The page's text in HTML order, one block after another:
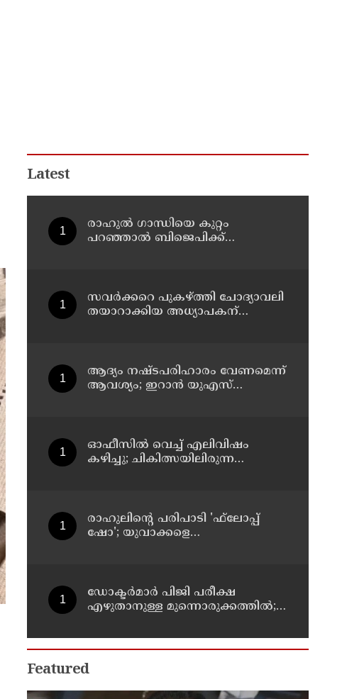
Latest
രാഹുല്‍ ഗാന്ധിയെ കുറ്റം
പറഞ്ഞാല്‍ ബിജെപിക്ക്
സവര്‍ക്കറെ പുകഴ്ത്തി ചോദ്യാവലി
തയാറാക്കിയ അധ്യാപകന്
ആദ്യം നഷ്ടപരിഹാരം വേണമെന്ന്
ആവശ്യം; ഇറാന്‍ യുഎസ്
ഓഫീസില്‍ വെച്ച് എലിവിഷം
കഴിച്ചു; ചികിത്സയിലിരുന്ന
രാഹുലിന്റെ പരിപാടി 'ഫ്‌ലോപ്പ്
ഷോ'; യുവാക്കളെ
ഡോക്ടര്‍മാര്‍ പിജി പരീക്ഷ
എഴുതാനുള്ള മുന്നൊരുക്കത്തില്‍;
കുടുംബാരോഗ്യ കേന്ദ്രം
അടച്ചുപൂട്ടി
Featured